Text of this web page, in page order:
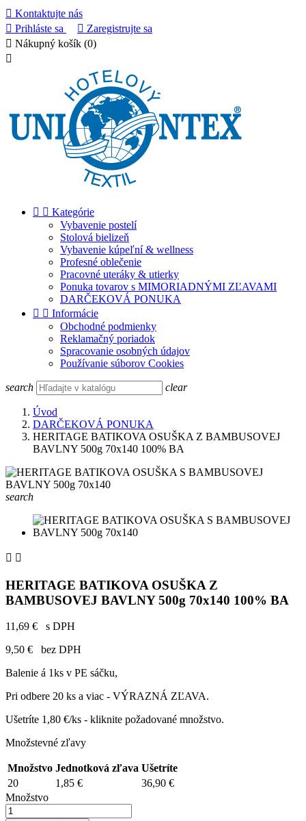
 Kontaktujte nás
 Prihláste sa  Zaregistrujte sa
 Nákupný košík (0)

  Kategórie
Vybavenie postelí
Stolová bielizeň
Vybavenie kúpeľní & wellness
Profesné oblečenie
Pracovné uteráky & utierky
Ponuka tovarov s MIMORIADNÝMI ZĽAVAMI
DARČEKOVÁ PONUKA
  Informácie
Obchodné podmienky
Reklamačný poriadok
Spracovanie osobných údajov
Používanie súborov Cookies
search clear
Úvod
DARČEKOVÁ PONUKA
HERITAGE BATIKOVA OSUŠKA Z BAMBUSOVEJ
BAVLNY 500g 70x140 100% BA
search
 
HERITAGE BATIKOVA OSUŠKA Z
BAMBUSOVEJ BAVLNY 500g 70x140 100% BA
11,69 €
s DPH
9,50 €
bez DPH
Balenie á 1ks v PE sáčku,
Pri odbere 20 ks a viac - VÝRAZNÁ ZĽAVA.
Ušetríte 1,80 €/ks - kliknite požadované množstvo.
Množstevné zľavy
Množstvo Jednotková zľava Ušetríte
20
1,85 €
36,90 €
Množstvo